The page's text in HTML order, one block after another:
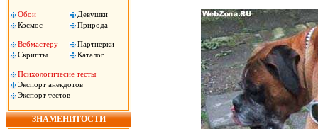
Обои
Девушки
Космос
Природа
Вебмастеру
Партнерки
Скрипты
Каталог
Психологичесие тесты
Экспорт анекдотов
Экспорт тестов
ЗНАМЕНИТОСТИ